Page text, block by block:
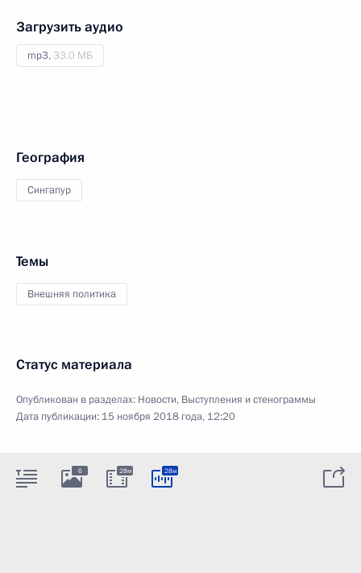
Загрузить аудио
mp3, 33.0 МБ
География
Сингапур
Темы
Внешняя политика
Статус материала
Опубликован в разделах: Новости, Выступления и стенограммы
Дата публикации: 15 ноября 2018 года, 12:20
6 28м 28м